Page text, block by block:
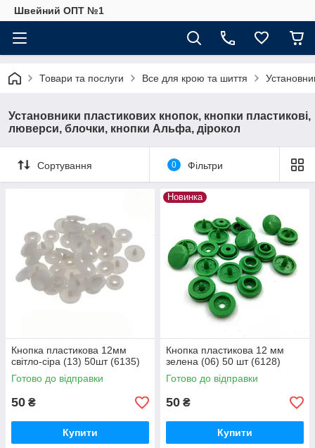
Швейний ОПТ №1
Товари та послуги Все для крою та шиття
Установники пластикових кнопок, кнопки пластикові,
люверси, блочки, кнопки Альфа, дірокол
Сортування 0 Фільтри
Кнопка пластикова 12мм
світло-сіра (13) 50шт (6135)
Готово до відправки
50 ₴
Купити
Новинка
Кнопка пластикова 12 мм
зелена (06) 50 шт (6128)
Готово до відправки
50 ₴
Купити